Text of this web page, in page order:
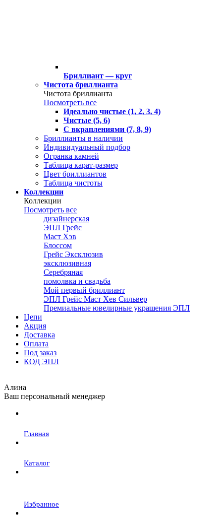
Бриллиант — круг
Чистота бриллианта
Чистота бриллианта
Посмотреть все
Идеально чистые (1, 2, 3, 4)
Чистые (5, 6)
С вкраплениями (7, 8, 9)
Бриллианты в наличии
Индивидуальный подбор
Огранка камней
Таблица карат-размер
Цвет бриллиантов
Таблица чистоты
Коллекции
Коллекции
Посмотреть все
дизайнерская
ЭПЛ Грейс
Маст Хэв
Блоссом
Грейс Эксклюзив
эксклюзивная
Серебряная
помолвка и свадьба
Мой первый бриллиант
ЭПЛ Грейс Маст Хев Сильвер
Премиальные ювелирные украшения ЭПЛ
Цепи
Акция
Доставка
Оплата
Под заказ
КОД ЭПЛ
Алина
Ваш персональный менеджер
Главная
Каталог
Избранное